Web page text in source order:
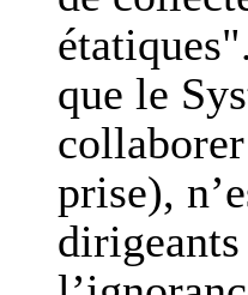
que le
prise),